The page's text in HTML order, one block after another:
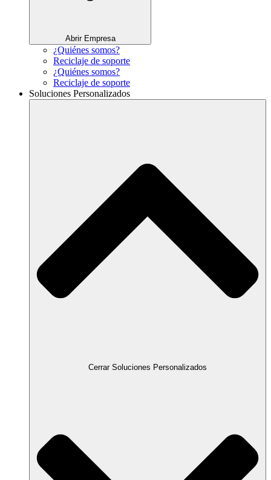
Abrir Empresa
¿Quiénes somos?
Reciclaje de soporte
¿Quiénes somos?
Reciclaje de soporte
Soluciones Personalizados
Cerrar Soluciones Personalizados